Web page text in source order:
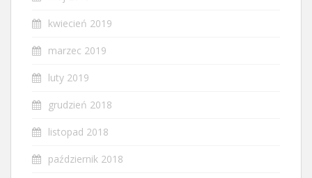
kwiecień 2019
marzec 2019
luty 2019
grudzień 2018
listopad 2018
październik 2018